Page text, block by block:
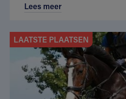
Lees meer
LAATSTE PLAATSEN